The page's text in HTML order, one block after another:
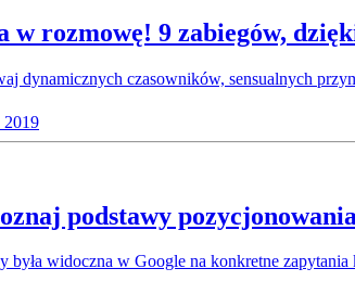
rozmowę! 9 zabiegów,
dynamicznych czasowników, sensualnych
2019
podstawy
była widoczna w Google na konkretne